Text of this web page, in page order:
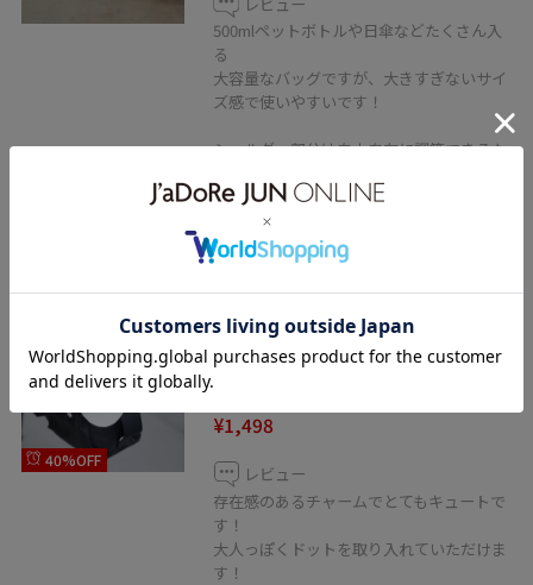
500mlペットボトルや日傘などたくさん入
る
大容量なバッグですが、大きすぎないサイ
ズ感で使いやすいです！
ショルダー部分は自由自在に調節できるた
好きな長さで使うことが可能です！
40%OFF
VIS
ハートチャーム付きドットシュシ
ュチャーム
¥1,498
レビュー
存在感のあるチャームでとてもキュートで
す！
大人っぽくドットを取り入れていただけま
す！